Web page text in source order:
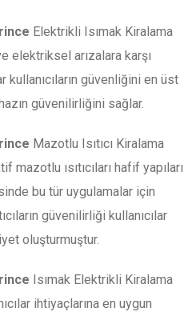
Elektrikli Isımak Kiralama
ve elektriksel arızalara karşı
güvenliğini en üst
güvenilirliğini sağlar.
Mazotlu Isıtıcı Kiralama
mazotlu ısıtıcıları hafif yapıları
bu tür uygulamalar için
güvenilirliği kullanıcılar
oluşturmuştur.
Isımak Elektrikli Kiralama
ihtiyaçlarına en uygun